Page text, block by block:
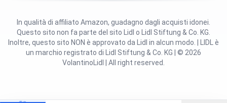
Questo sito non fa parte del sito Lidl o Lidl Stiftung & Co. KG.
Inoltre, questo sito NON è approvato da Lidl in alcun modo. | LIDL è
un marchio registrato di Lidl Stiftung & Co. KG | © 2026
VolantinoLidl | All right reserved.
In qualità di affiliato Amazon, guadagno dagli acquisti idonei.